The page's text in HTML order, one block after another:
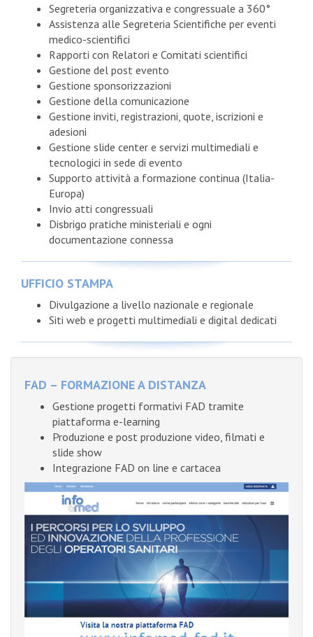
Segreteria organizzativa e congressuale a 360°
Assistenza alle Segreteria Scientifiche per eventi
medico-scientifici
Rapporti con Relatori e Comitati scientifici
Gestione del post evento
Gestione sponsorizzazioni
Gestione della comunicazione
Gestione inviti, registrazioni, quote, iscrizioni e
adesioni
Gestione slide center e servizi multimediali e
tecnologici in sede di evento
Supporto attività a formazione continua (Italia-
Europa)
Invio atti congressuali
Disbrigo pratiche ministeriali e ogni
documentazione connessa
UFFICIO STAMPA
Divulgazione a livello nazionale e regionale
Siti web e progetti multimediali e digital dedicati
FAD – FORMAZIONE A DISTANZA
Gestione progetti formativi FAD tramite
piattaforma e-learning
Produzione e post produzione video, filmati e
slide show
Integrazione FAD on line e cartacea